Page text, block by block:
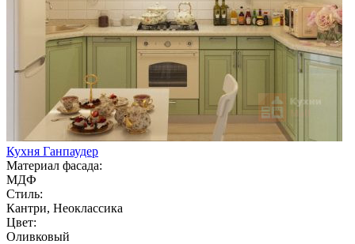
Кухня Ганпаудер
Материал фасада:
МДФ
Стиль:
Кантри, Неоклассика
Цвет:
Оливковый